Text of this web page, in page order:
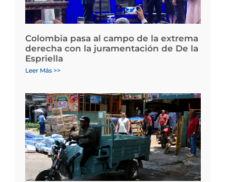
Colombia pasa al campo de la extrema
derecha con la juramentación de De la
Espriella
Leer Más >>